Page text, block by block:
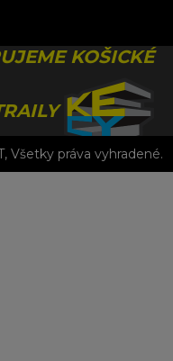
KOŠICKÉ
Všetky práva vyhradené.